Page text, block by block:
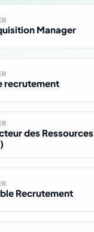
Manager
recrutement
des Ressources
Recrutement